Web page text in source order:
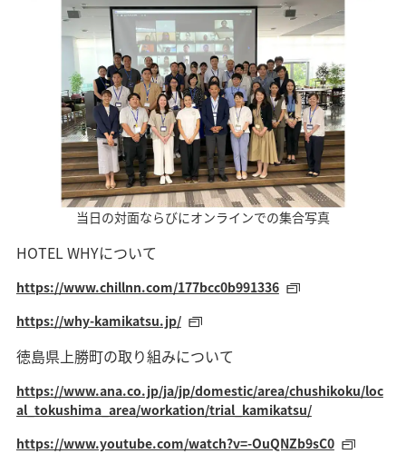
当日の対面ならびにオンラインでの集合写真
HOTEL WHYについて
https://www.chillnn.com/177bcc0b991336
https://why-kamikatsu.jp/
徳島県上勝町の取り組みについて
https://www.ana.co.jp/ja/jp/domestic/area/chushikoku/loc
al_tokushima_area/workation/trial_kamikatsu/
https://www.youtube.com/watch?v=-OuQNZb9sC0